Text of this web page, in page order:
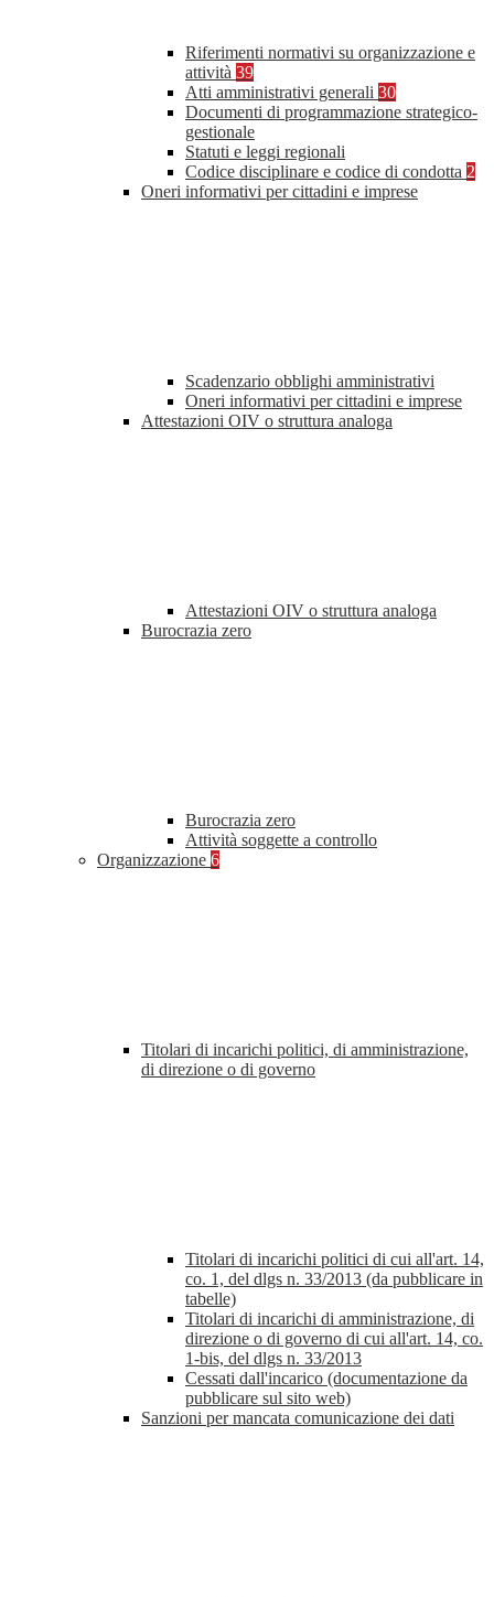
Riferimenti normativi su organizzazione e
attività 39
Atti amministrativi generali 30
Documenti di programmazione strategico-
gestionale
Statuti e leggi regionali
Codice disciplinare e codice di condotta 2
Oneri informativi per cittadini e imprese
Scadenzario obblighi amministrativi
Oneri informativi per cittadini e imprese
Attestazioni OIV o struttura analoga
Attestazioni OIV o struttura analoga
Burocrazia zero
Burocrazia zero
Attività soggette a controllo
Organizzazione 6
Titolari di incarichi politici, di amministrazione,
di direzione o di governo
Titolari di incarichi politici di cui all'art. 14,
co. 1, del dlgs n. 33/2013 (da pubblicare in
tabelle)
Titolari di incarichi di amministrazione, di
direzione o di governo di cui all'art. 14, co.
1-bis, del dlgs n. 33/2013
Cessati dall'incarico (documentazione da
pubblicare sul sito web)
Sanzioni per mancata comunicazione dei dati